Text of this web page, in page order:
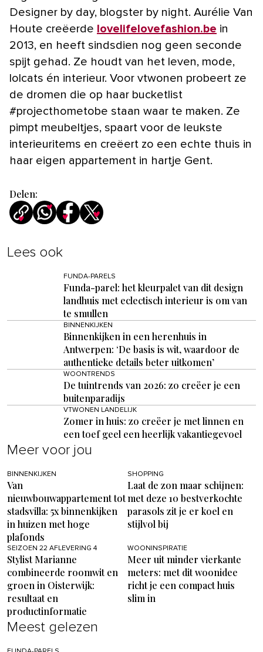
Designer by day, blogster by night. Aurélie Van
Houte creëerde lovelifelovefashion.be in
2013, en heeft sindsdien nog geen seconde
spijt gehad. Ze houdt van het leven, mode,
lolcats én interieur. Voor vtwonen probeert ze
de dromen die op haar bucketlist
#projecthometobe staan waar te maken. Ze
pimpt meubeltjes, spaart voor de leukste
interieuritems en creëert zo een echte thuis in
haar eigen appartement in hartje Gent.
Delen:
Lees ook
FUNDA-PARELS
Funda-parel: het kleurpalet van dit design
landhuis met eclectisch interieur is om van
te smullen
BINNENKIJKEN
Binnenkijken in een herenhuis in
Antwerpen: ‘De basis is wit, waardoor de
authentieke details beter uitkomen’
WOONTRENDS
De tuintrends van 2026: zo creëer je een
buitenparadijs
VTWONEN LANDELIJK
Zomer in huis: zo creëer je met linnen en
een toef geel een heerlijk vakantiegevoel
Meer voor jou
BINNENKIJKEN
Van
nieuwbouwappartement tot
stadsvilla: 5x binnenkijken
in huizen met hoge
plafonds
SHOPPING
Laat de zon maar schijnen:
met deze 10 bestverkochte
parasols zit je er koel en
stijlvol bij
SEIZOEN 22 AFLEVERING 4
Stylist Marianne
combineerde roomwit en
groen in Oisterwijk:
resultaat en
productinformatie
WOONINSPIRATIE
Meer uit minder vierkante
meters: met dit woonidee
richt je een compact huis
slim in
Meest gelezen